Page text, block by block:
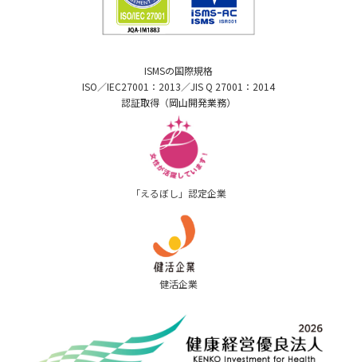
ISMSの国際規格
ISO／IEC27001：2013／JIS Q 27001：2014
認証取得（岡山開発業務）
「えるぼし」認定企業
健活企業